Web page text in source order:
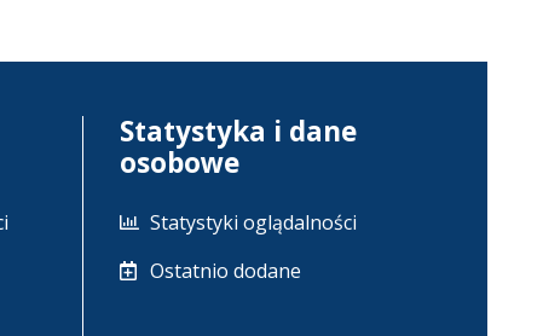
Statystyka i dane
osobowe
Statystyki oglądalności
Ostatnio dodane